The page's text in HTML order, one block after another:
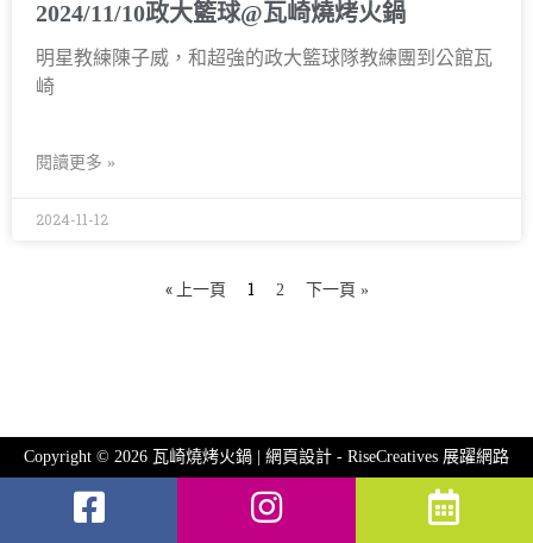
2024/11/10政大籃球@瓦崎燒烤火鍋
明星教練陳子威，和超強的政大籃球隊教練團到公館瓦
崎
閱讀更多 »
2024-11-12
« 上一頁 1 2 下一頁 »
Copyright © 2026 瓦崎燒烤火鍋 | 網頁設計 - RiseCreatives 展躍網路